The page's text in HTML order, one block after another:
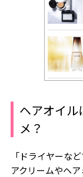
ヘアオイル
メ？
「ドライヤーな
アクリームやヘ